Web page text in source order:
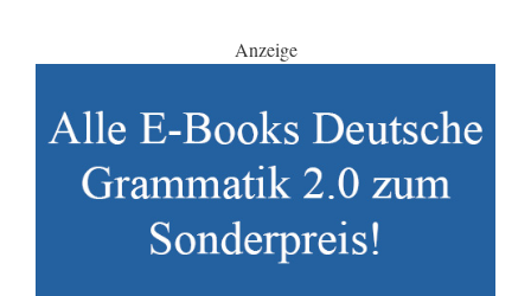
Anzeige